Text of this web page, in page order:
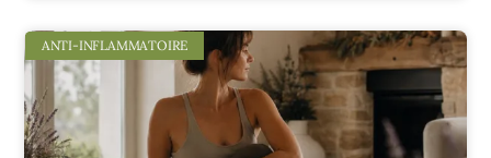
ANTI-INFLAMMATOIRE